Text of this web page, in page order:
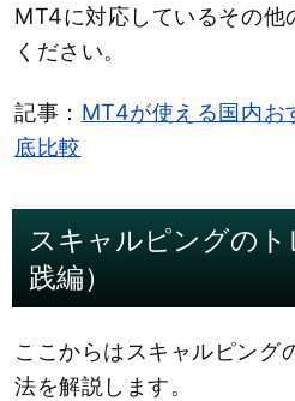
MT4に対応しているその他
ください。
記事： MT4が使える国内お
底比較
スキャルピングの
践編）
ここからはスキャルピング
法を解説します。